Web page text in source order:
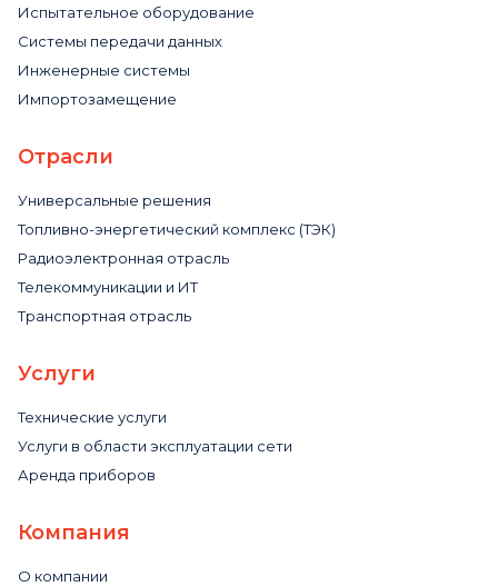
Испытательное оборудование
Системы передачи данных
Инженерные системы
Импортозамещение
Отрасли
Универсальные решения
Топливно-энергетический комплекс (ТЭК)
Радиоэлектронная отрасль
Телекоммуникации и ИТ
Транспортная отрасль
Услуги
Технические услуги
Услуги в области эксплуатации сети
Аренда приборов
Компания
О компании